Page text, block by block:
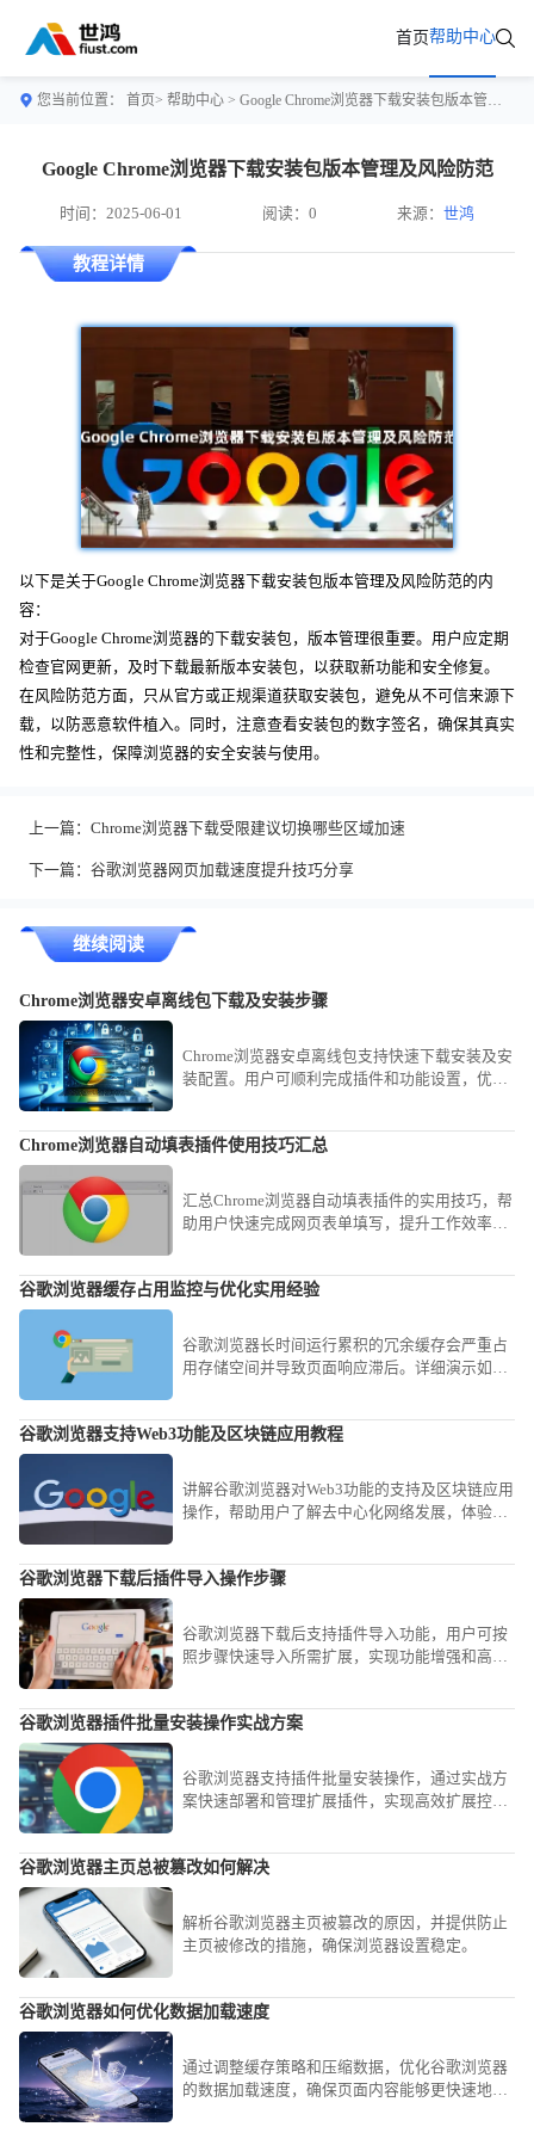
首页帮助中心
您当前位置： 首页> 帮助中心 > Google Chrome浏览器下载安装包版本管理及风险防范
Google Chrome浏览器下载安装包版本管理及风险防范
时间：2025-06-01 阅读：0 来源：世鸿
教程详情
以下是关于Google Chrome浏览器下载安装包版本管理及风险防范的内
容：
对于Google Chrome浏览器的下载安装包，版本管理很重要。用户应定期
检查官网更新，及时下载最新版本安装包，以获取新功能和安全修复。
在风险防范方面，只从官方或正规渠道获取安装包，避免从不可信来源下
载，以防恶意软件植入。同时，注意查看安装包的数字签名，确保其真实
性和完整性，保障浏览器的安全安装与使用。
上一篇： Chrome浏览器下载受限建议切换哪些区域加速
下一篇： 谷歌浏览器网页加载速度提升技巧分享
继续阅读
Chrome浏览器安卓离线包下载及安装步骤
Chrome浏览器安卓离线包支持快速下载安装及安
装配置。用户可顺利完成插件和功能设置，优化
Chrome浏览器自动填表插件使用技巧汇总
汇总Chrome浏览器自动填表插件的实用技巧，帮
助用户快速完成网页表单填写，提升工作效率，
谷歌浏览器缓存占用监控与优化实用经验
谷歌浏览器长时间运行累积的冗余缓存会严重占
用存储空间并导致页面响应滞后。详细演示如何
您的软件始终保持轻盈响应，即便在低配置机型
谷歌浏览器支持Web3功能及区块链应用教程
讲解谷歌浏览器对Web3功能的支持及区块链应用
操作，帮助用户了解去中心化网络发展，体验新
谷歌浏览器下载后插件导入操作步骤
谷歌浏览器下载后支持插件导入功能，用户可按
照步骤快速导入所需扩展，实现功能增强和高效
谷歌浏览器插件批量安装操作实战方案
谷歌浏览器支持插件批量安装操作，通过实战方
案快速部署和管理扩展插件，实现高效扩展控制
谷歌浏览器主页总被篡改如何解决
解析谷歌浏览器主页被篡改的原因，并提供防止
主页被修改的措施，确保浏览器设置稳定。
谷歌浏览器如何优化数据加载速度
通过调整缓存策略和压缩数据，优化谷歌浏览器
的数据加载速度，确保页面内容能够更快速地加